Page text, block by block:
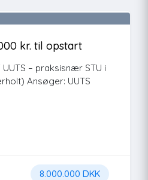
kr. til opstart
– praksisnær STU i
Ansøger: UUTS
8.000.000 DKK